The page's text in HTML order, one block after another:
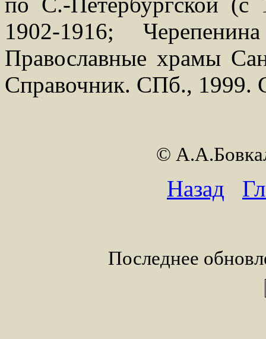
1902-1916;
Православные храмы
Справочник. СПб., 1999.
©
Назад
Последнее